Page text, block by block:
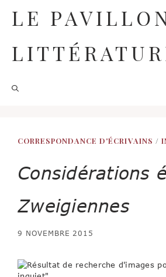
contenu
LE
CORRESPONDANCE D'ÉCRIVAINS /
Considérations
Zweigiennes
9 NOVEMBRE 2015